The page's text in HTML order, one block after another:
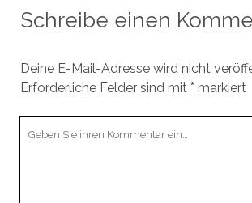
Schreibe einen
Deine E-Mail-Adresse wird nicht
Erforderliche Felder sind mit * markiert